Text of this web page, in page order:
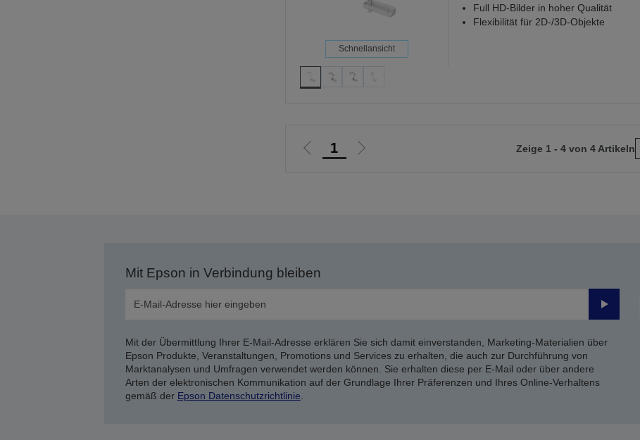
Schnellansicht
Full HD-Bilder in hoher Qualität
Flexibilität für 2D-/3D-Objekte
Zur 1
Zur
Zeige 1 - 4 von 4 Artikeln
Mit Epson in Verbindung bleiben
Senden
Mit der Übermittlung Ihrer E-Mail-Adresse erklären Sie sich damit einverstanden, Marketing-Materialien über
Epson Produkte, Veranstaltungen, Promotions und Services zu erhalten, die auch zur Durchführung von
Marktanalysen und Umfragen verwendet werden können. Sie erhalten diese per E-Mail oder über andere
Arten der elektronischen Kommunikation auf der Grundlage Ihrer Präferenzen und Ihres Online-Verhaltens
gemäß der Epson Datenschutzrichtlinie